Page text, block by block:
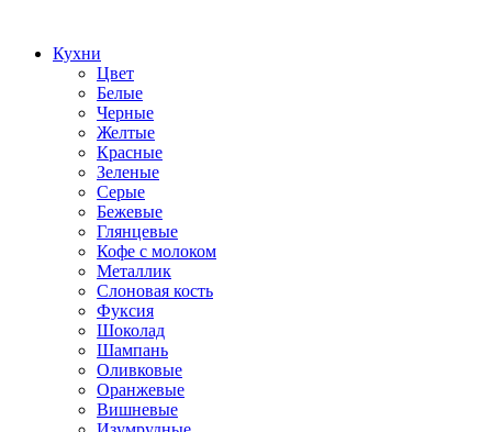
Кухни
Цвет
Белые
Черные
Желтые
Красные
Зеленые
Серые
Бежевые
Глянцевые
Кофе с молоком
Металлик
Слоновая кость
Фуксия
Шоколад
Шампань
Оливковые
Оранжевые
Вишневые